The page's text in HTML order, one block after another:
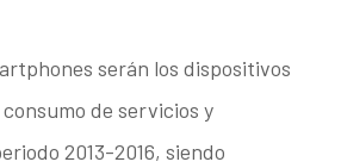
serán los dispositivos
de servicios y
2013-2016, siendo